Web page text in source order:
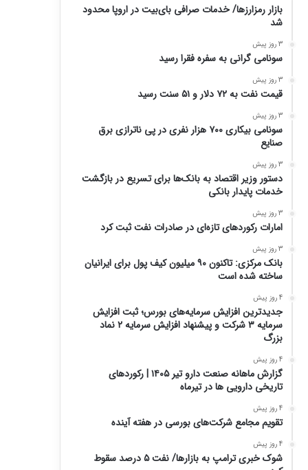
بازار رمزارزها/ خدمات صرافی بای‌بیت در اروپا محدود
شد
3 روز پیش
سونامی گرانی به سفره فقرا رسید
3 روز پیش
قیمت نفت به ۷۲ دلار و ۵۱ سنت رسید
3 روز پیش
سونامی بیکاری ۷۰۰ هزار نفری در پی ناترازی برق
صنایع
3 روز پیش
دستور وزیر اقتصاد به بانک‌ها برای تسریع در بازگشت
خدمات پایدار بانکی
3 روز پیش
امارات رکورد‌های تازه‌ای در صادرات نفت ثبت کرد
3 روز پیش
بانک مرکزی: تاکنون ۹۰ میلیون کیف پول برای ایرانیان
ساخته شده است
4 روز پیش
جدیدترین افزایش سرمایه‌های بورس؛ ثبت افزایش
سرمایه ۳ شرکت و پیشنهاد افزایش سرمایه ۲ نماد
بزرگ
4 روز پیش
گزارش ماهانه صنعت دارو تیر ۱۴۰۵ | رکوردهای
تاریخی دارویی ها در تیرماه
4 روز پیش
تقویم مجامع شرکت‌های بورسی در هفته آینده
4 روز پیش
شوک خبری ترامپ به بازارها/ نفت ۵ درصد سقوط